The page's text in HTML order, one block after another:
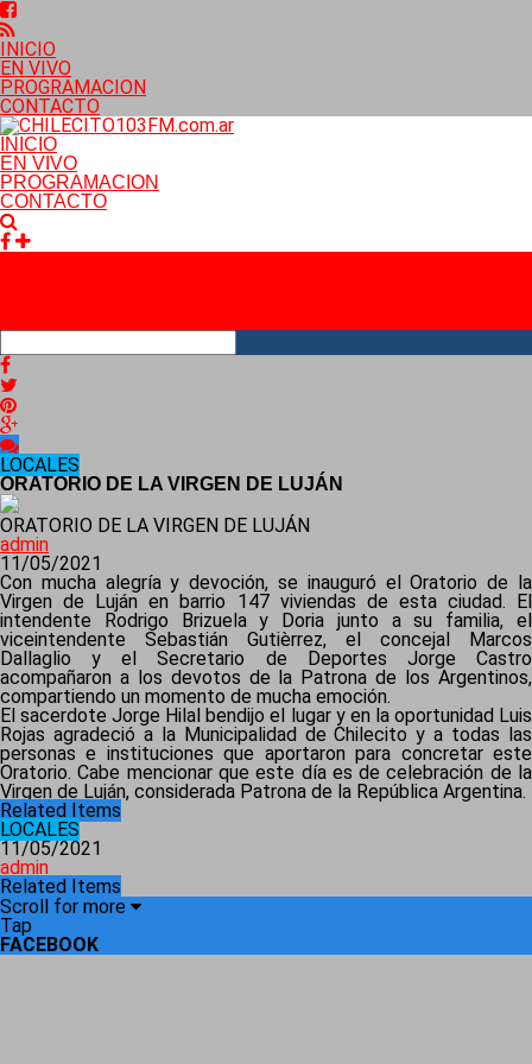
INICIO
EN VIVO
PROGRAMACION
CONTACTO
INICIO
EN VIVO
PROGRAMACION
CONTACTO
LOCALES
ORATORIO DE LA VIRGEN DE LUJÁN
ORATORIO DE LA VIRGEN DE LUJÁN
admin
11/05/2021
Con mucha alegría y devoción, se inauguró el Oratorio de la
Virgen de Luján en barrio 147 viviendas de esta ciudad. El
intendente Rodrigo Brizuela y Doria junto a su familia, el
viceintendente Sebastián Gutièrrez, el concejal Marcos
Dallaglio y el Secretario de Deportes Jorge Castro
acompañaron a los devotos de la Patrona de los Argentinos,
compartiendo un momento de mucha emoción.
El sacerdote Jorge Hilal bendijo el lugar y en la oportunidad Luis
Rojas agradeció a la Municipalidad de Chilecito y a todas las
personas e instituciones que aportaron para concretar este
Oratorio. Cabe mencionar que este día es de celebración de la
Virgen de Luján, considerada Patrona de la República Argentina.
Related Items
LOCALES
11/05/2021
admin
Related Items
Scroll for more
Tap
FACEBOOK